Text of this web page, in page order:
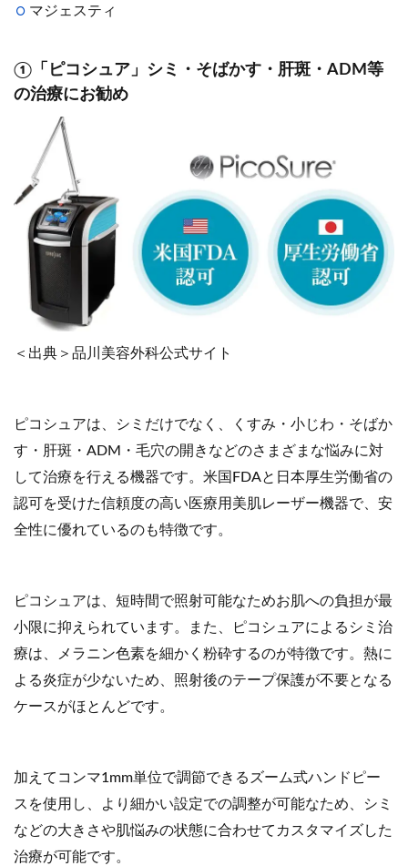
マジェスティ
①「ピコシュア」シミ・そばかす・肝斑・ADM等
の治療にお勧め
＜出典＞品川美容外科公式サイト
ピコシュアは、シミだけでなく、くすみ・小じわ・そばか
す・肝斑・ADM・毛穴の開きなどのさまざまな悩みに対
して治療を行える機器です。米国FDAと日本厚生労働省の
認可を受けた信頼度の高い医療用美肌レーザー機器で、安
全性に優れているのも特徴です。
ピコシュアは、短時間で照射可能なためお肌への負担が最
小限に抑えられています。また、ピコシュアによるシミ治
療は、メラニン色素を細かく粉砕するのが特徴です。熱に
よる炎症が少ないため、照射後のテープ保護が不要となる
ケースがほとんどです。
加えてコンマ1mm単位で調節できるズーム式ハンドピー
スを使用し、より細かい設定での調整が可能なため、シミ
などの大きさや肌悩みの状態に合わせてカスタマイズした
治療が可能です。